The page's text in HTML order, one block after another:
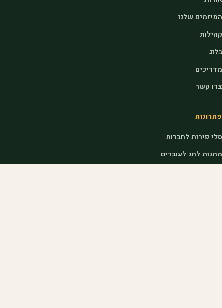
המיזמים שלנו
קהילות
בלוג
מדריכים
צרו קשר
פתרונות
סלי פירות לחברות
מתנות לחג לעובדים